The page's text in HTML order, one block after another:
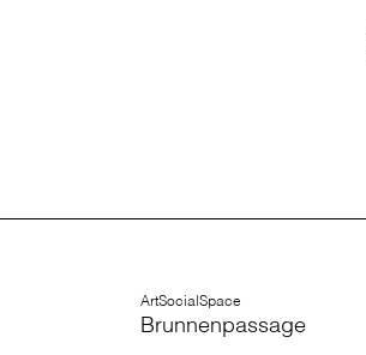
ArtSocialSpace
Brunnenpassage